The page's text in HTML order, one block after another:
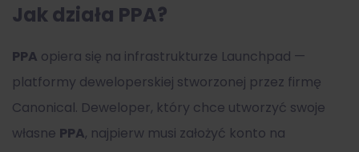
Jak działa PPA?
PPA opiera się na infrastrukturze Launchpad —
platformy deweloperskiej stworzonej przez firmę
Canonical. Deweloper, który chce utworzyć swoje
własne PPA, najpierw musi założyć konto na